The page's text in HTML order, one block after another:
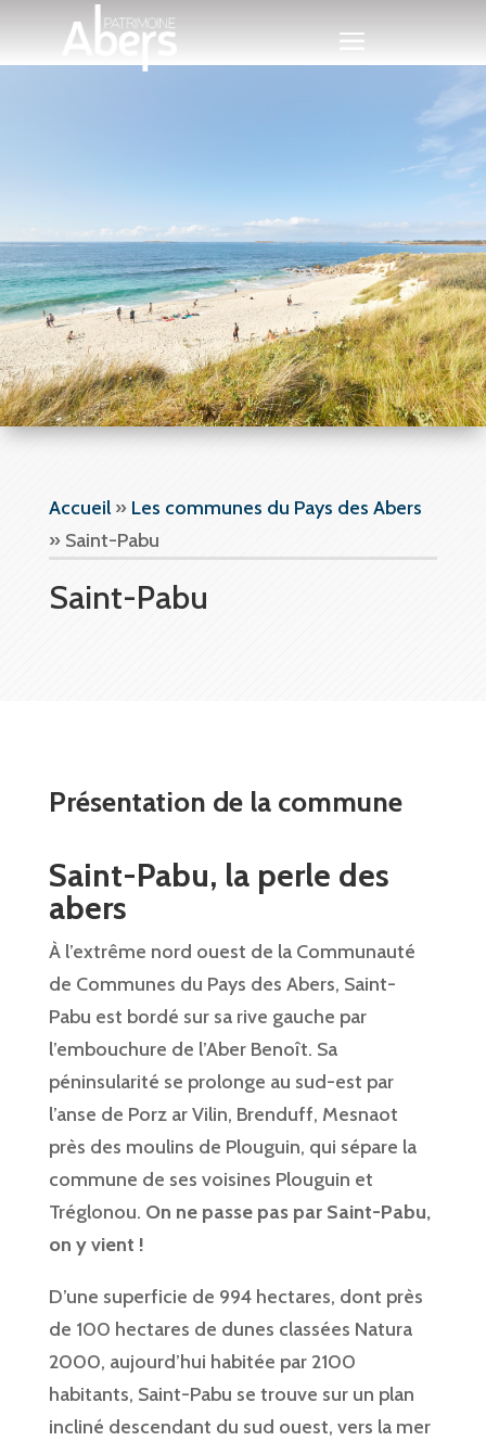
Accueil» Les communes du Pays des Abers
» Saint-Pabu
Saint-Pabu
Présentation de la commune
Saint-Pabu, la perle des
abers
À l’extrême nord ouest de la Communauté
de Communes du Pays des Abers, Saint-
Pabu est bordé sur sa rive gauche par
l’embouchure de l’Aber Benoît. Sa
péninsularité se prolonge au sud-est par
l’anse de Porz ar Vilin, Brenduff, Mesnaot
près des moulins de Plouguin, qui sépare la
commune de ses voisines Plouguin et
Tréglonou. On ne passe pas par Saint-Pabu,
on y vient !
D’une superficie de 994 hectares, dont près
de 100 hectares de dunes classées Natura
2000, aujourd’hui habitée par 2100
habitants, Saint-Pabu se trouve sur un plan
incliné descendant du sud ouest, vers la mer